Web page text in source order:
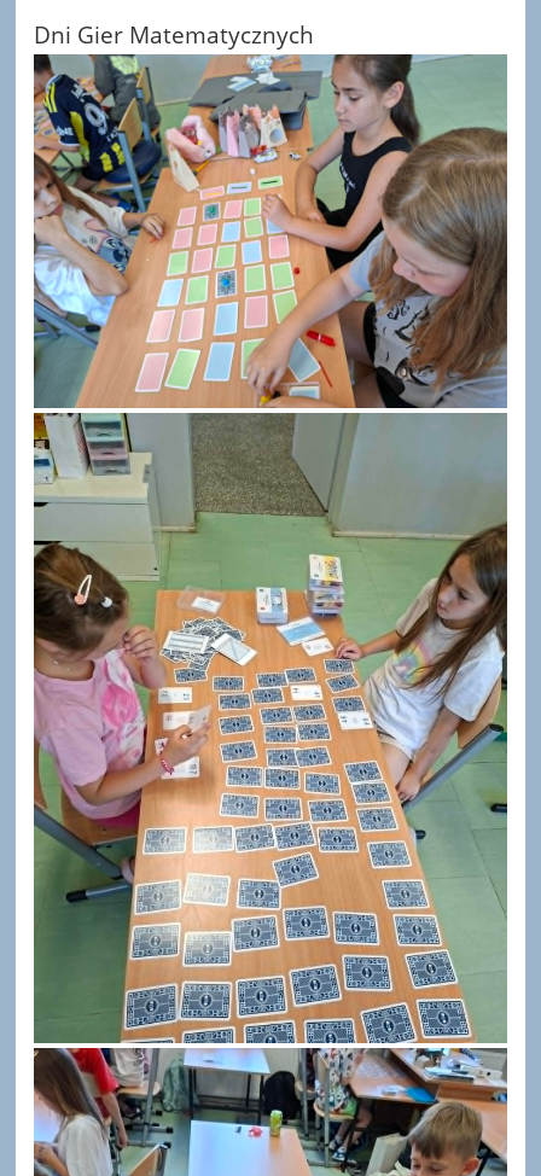
Dni Gier Matematycznych